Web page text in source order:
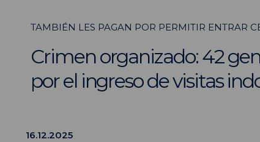
TAMBIÉN LES PAGAN POR PERMITIR ENTRAR
Crimen organizado: 42
por el ingreso de visitas
16.12.2025